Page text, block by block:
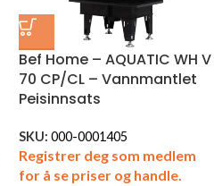
Bef Home – AQUATIC WH V
70 CP/CL – Vannmantlet
Peisinnsats
SKU: 000-0001405
Registrer deg som medlem
for å se priser og handle.